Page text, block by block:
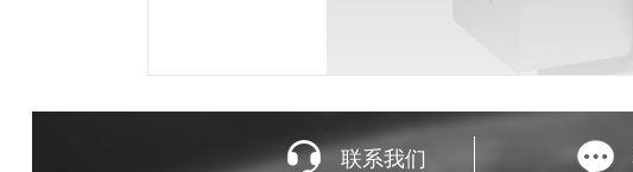
联系我们